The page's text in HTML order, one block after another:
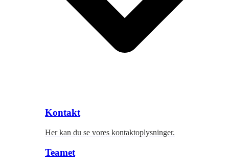
Kontakt
Her kan du se vores kontaktoplysninger.
Teamet